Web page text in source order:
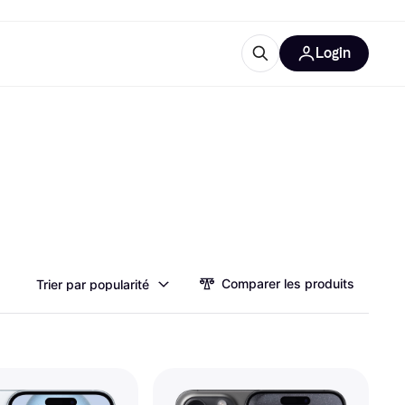
Login
Trier par popularité Comparer les produits